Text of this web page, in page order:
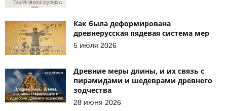
Как была деформирована
древнерусская пядевая система мер
5 июля 2026
Древние меры длины, и их связь с
пирамидами и шедеврами древнего
зодчества
28 июня 2026